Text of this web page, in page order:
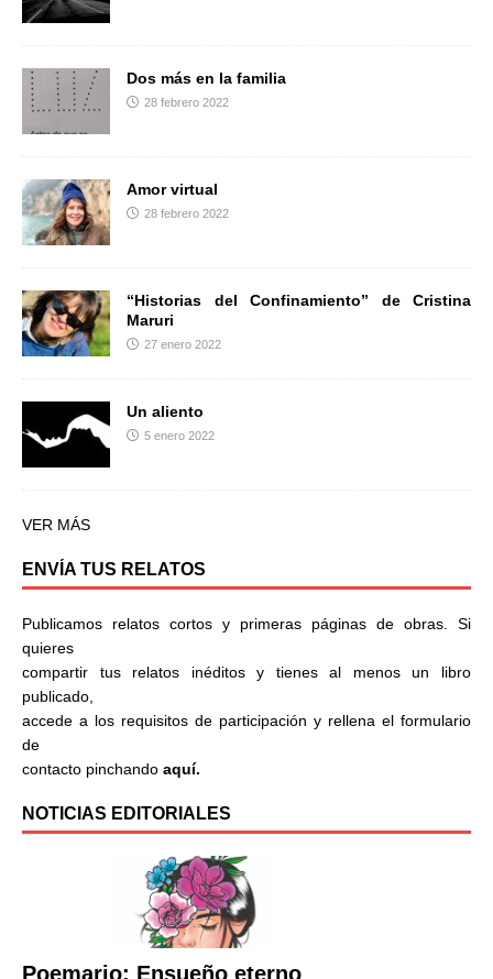
Dos más en la familia
28 febrero 2022
Amor virtual
28 febrero 2022
“Historias del Confinamiento” de Cristina
Maruri
27 enero 2022
Un aliento
5 enero 2022
VER MÁS
ENVÍA TUS RELATOS
Publicamos relatos cortos y primeras páginas de obras. Si
quieres
compartir tus relatos inéditos y tienes al menos un libro
publicado,
accede a los requisitos de participación y rellena el formulario
de
contacto pinchando aquí.
NOTICIAS EDITORIALES
Poemario: Ensueño eterno